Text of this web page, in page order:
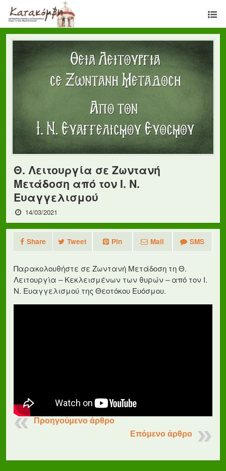
Θ. Λειτουργία σε Ζωντανή
Μετάδοση από τον Ι. Ν.
Ευαγγελισμού
14/03/2021
Share Tweet Pin Mail SMS
Παρακολουθήστε σε Ζωντανή Μετάδοση τη Θ.
Λειτουργία – Κεκλεισμένων των θυρών – από τον Ι.
Ν. Ευαγγελισμού της Θεοτόκου Ευόσμου.
Προηγούμενο άρθρο
Επόμενο άρθρο